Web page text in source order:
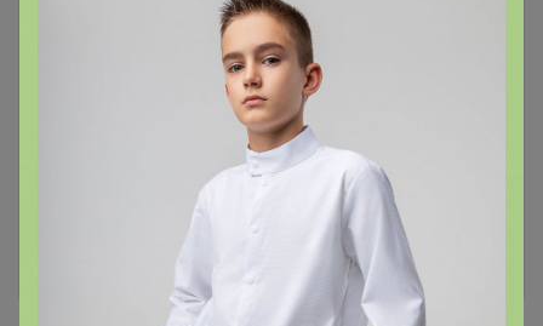
Чтобы ответить или задать вопрос
необходимо авторизоваться на сайте
Это займет меньше минуты
Зарегистрироваться